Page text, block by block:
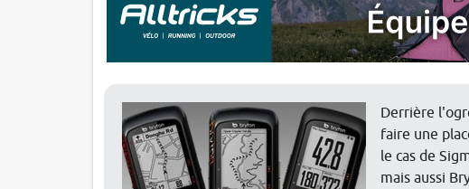
Derrière
faire une
le cas de
mais aussi